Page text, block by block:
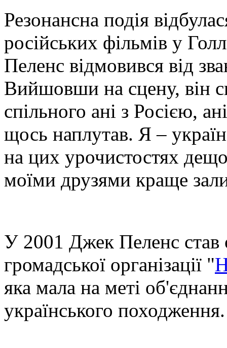
Резонансна подія
російських фільмів у
Пеленс відмовився від
Вийшовши на сцену, він
спільного ані з Росією,
щось наплутав. Я –
на цих урочистостях
моїми друзями краще
У 2001 Джек Пеленс став
громадської організації "
яка мала на меті
українського походження.